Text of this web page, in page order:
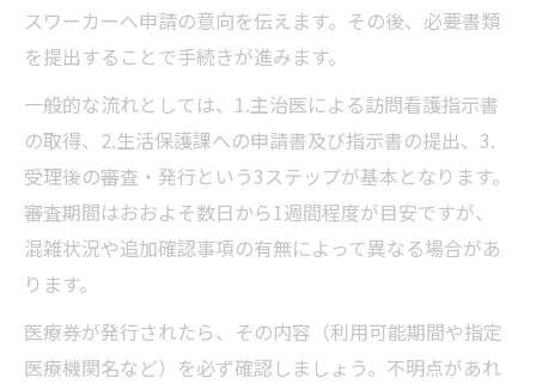
スワーカーへ申請の意向を伝えます。その後、必要書類
を提出することで手続きが進みます。
一般的な流れとしては、1.主治医による訪問看護指示書
の取得、2.生活保護課への申請書及び指示書の提出、3.
受理後の審査・発行という3ステップが基本となります。
審査期間はおおよそ数日から1週間程度が目安ですが、
混雑状況や追加確認事項の有無によって異なる場合があ
ります。
医療券が発行されたら、その内容（利用可能期間や指定
医療機関名など）を必ず確認しましょう。不明点があれ